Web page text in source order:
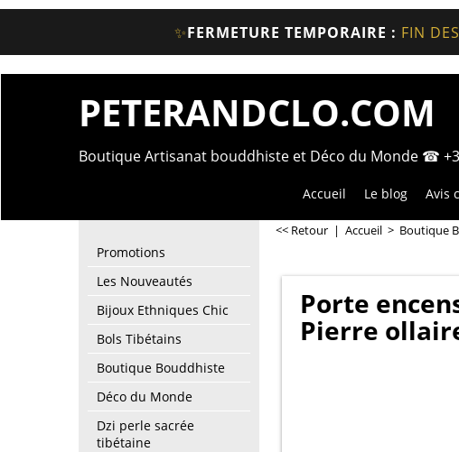
✨FERMETURE TEMPORAIRE : FIN
PETERANDCLO.COM
Boutique Artisanat bouddhiste et Déco du Monde ☎
Accueil Le blog Avis
Promotions
Les Nouveautés
Bijoux Ethniques Chic
Bols Tibétains
Boutique Bouddhiste
Déco du Monde
Dzi perle sacrée
tibétaine
<< Retour | Accueil > Boutique
Porte
Pierre